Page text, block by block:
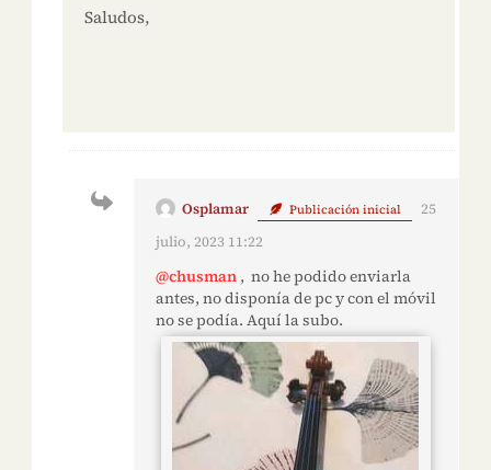
Saludos,
Osplamar Publicación inicial
25
julio, 2023 11:22
@chusman, no he podido enviarla
antes, no disponía de pc y con el móvil
no se podía. Aquí la subo.